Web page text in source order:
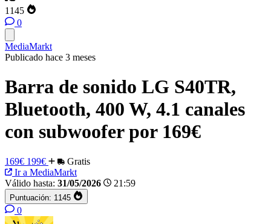
1145
0
MediaMarkt
Publicado hace 3 meses
Barra de sonido LG S40TR,
Bluetooth, 400 W, 4.1 canales
con subwoofer por 169€
169€ 199€
Gratis
Ir a MediaMarkt
Válido hasta: 31/05/2026 21:59
Puntuación: 1145
0